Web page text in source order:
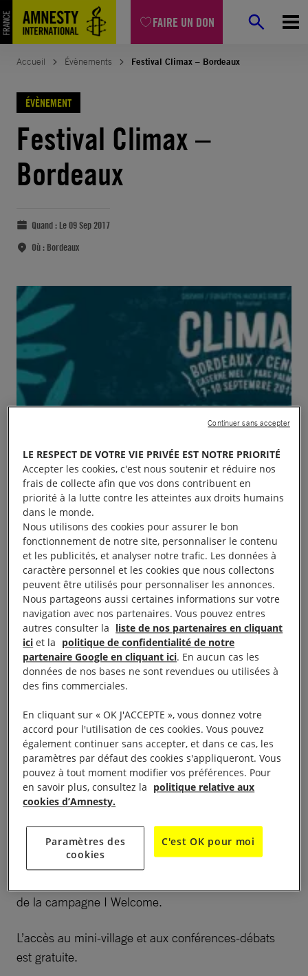
FAIRE UN DON
Accueil Évènements Festival Climax – Bordeaux
ÉVÈNEMENT
Festival Climax –
Bordeaux
Quand : Le 09 Sep 2017
Où : Bordeaux
Le groupe d’Amnesty International particpe au mini-
village d’ONG dans le Festival CLIMAX autour de la
campagne « I welcome »
Bordeaux Bastide
En parallèle aux conférences-débat, un mini-village
d’ONG a été organisé afin de soutenir des
associations oeuvrant à l’accueil des migrants. Il
s’agit de sensibiliser le public à cette cause à travers
des informations sur la réalité de la question, la
de la campagne I Welcome.
L’accès au mini-village et aux conférences-débats
est gratuite.
LE RESPECT DE VOTRE VIE PRIVÉE EST NOTRE PRIORITÉ
Accepter les cookies, c'est nous soutenir et réduire nos
frais de collecte afin que vos dons contribuent en
priorité à la lutte contre les atteintes aux droits humains
dans le monde.
Nous utilisons des cookies pour assurer le bon
fonctionnement de notre site, personnaliser le contenu
et les publicités, et analyser notre trafic. Les données à
caractère personnel et les cookies que nous collectons
peuvent être utilisés pour personnaliser les annonces.
Nous partageons aussi certaines informations sur votre
navigation avec nos partenaires. Vous pouvez entres
autres consulter la liste de nos partenaires en cliquant
ici et la politique de confidentialité de notre
partenaire Google en cliquant ici. En aucun cas les
données de nos bases ne sont revendues ou utilisées à
des fins commerciales.
En cliquant sur « OK J'ACCEPTE », vous donnez votre
accord pour l'utilisation de ces cookies. Vous pouvez
également continuer sans accepter, et dans ce cas, les
paramètres par défaut des cookies s'appliqueront. Vous
pouvez à tout moment modifier vos préférences. Pour
en savoir plus, consultez la politique relative aux
cookies d’Amnesty.
Paramètres des
cookies
C'est OK pour moi
Continuer sans accepter